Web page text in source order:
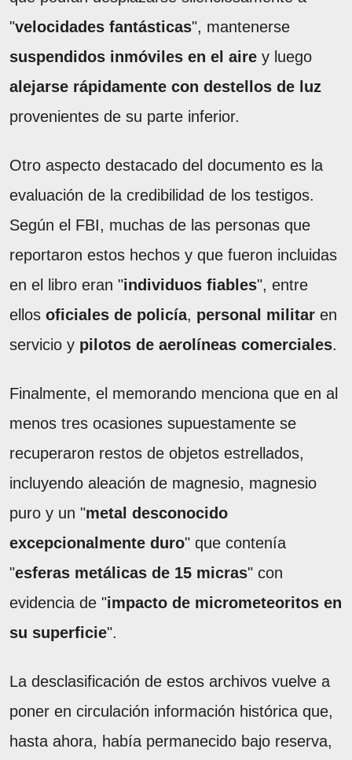
"velocidades fantásticas", mantenerse
suspendidos inmóviles en el aire y luego
alejarse rápidamente con destellos de luz
provenientes de su parte inferior.
Otro aspecto destacado del documento es la
evaluación de la credibilidad de los testigos.
Según el FBI, muchas de las personas que
reportaron estos hechos y que fueron incluidas
en el libro eran "individuos fiables", entre
ellos oficiales de policía, personal militar en
servicio y pilotos de aerolíneas comerciales.
Finalmente, el memorando menciona que en al
menos tres ocasiones supuestamente se
recuperaron restos de objetos estrellados,
incluyendo aleación de magnesio, magnesio
puro y un "metal desconocido
excepcionalmente duro" que contenía
"esferas metálicas de 15 micras" con
evidencia de "impacto de micrometeoritos en
su superficie".
La desclasificación de estos archivos vuelve a
poner en circulación información histórica que,
hasta ahora, había permanecido bajo reserva,